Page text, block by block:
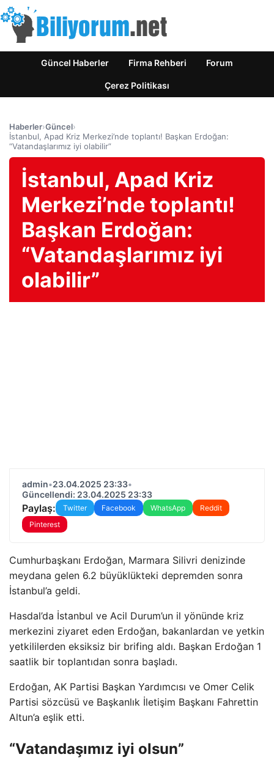
Güncel Haberler Firma Rehberi Forum
Çerez Politikası
Haberler›Güncel›
İstanbul, Apad Kriz Merkezi’nde toplantı! Başkan Erdoğan:
“Vatandaşlarımız iyi olabilir”
İstanbul, Apad Kriz
Merkezi’nde toplantı!
Başkan Erdoğan:
“Vatandaşlarımız iyi
olabilir”
admin•23.04.2025 23:33•
Güncellendi: 23.04.2025 23:33
Paylaş: Twitter Facebook WhatsApp
Reddit
Pinterest
Cumhurbaşkanı Erdoğan, Marmara Silivri denizinde
meydana gelen 6.2 büyüklükteki depremden sonra
İstanbul’a geldi.
Hasdal’da İstanbul ve Acil Durum’un il yönünde kriz
merkezini ziyaret eden Erdoğan, bakanlardan ve yetkin
yetkililerden eksiksiz bir brifing aldı. Başkan Erdoğan 1
saatlik bir toplantıdan sonra başladı.
Erdoğan, AK Partisi Başkan Yardımcısı ve Omer Celik
Partisi sözcüsü ve Başkanlık İletişim Başkanı Fahrettin
Altun’a eşlik etti.
“Vatandaşımız iyi olsun”